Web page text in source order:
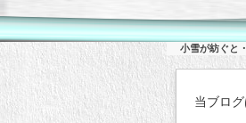
小雪が紡ぐと
当ブロ